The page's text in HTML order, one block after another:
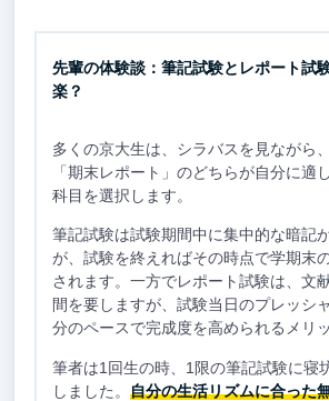
先輩の体験談：筆記試験とレポート試
楽？
多くの京大生は、シラバスを見ながら
「期末レポート」のどちらが自分に適
科目を選択します。
筆記試験は試験期間中に集中的な暗記
が、試験を終えればその時点で学期末
されます。一方でレポート試験は、文
間を要しますが、試験当日のプレッシ
分のペースで完成度を高められるメリ
筆者は1回生の時、1限の筆記試験に寝
しました。自分の生活リズムに合った